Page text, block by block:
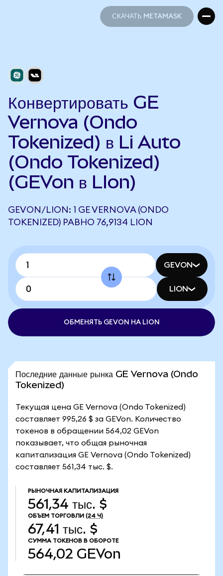
СКАЧАТЬ METAMASK
Конвертировать GE
Vernova (Ondo
Tokenized) в Li Auto
(Ondo Tokenized)
(GEVon в LIon)
GEVON/LION: 1 GE VERNOVA (ONDO
TOKENIZED) РАВНО 76,9134 LION
GEVON
LION
ОБМЕНЯТЬ GEVON НА LION
Последние данные рынка GE Vernova (Ondo
Tokenized)
Текущая цена GE Vernova (Ondo Tokenized)
составляет 995,26 $ за GEVon. Количество
токенов в обращении 564,02 GEVon
показывает, что общая рыночная
капитализация GE Vernova (Ondo Tokenized)
составляет 561,34 тыс. $.
РЫНОЧНАЯ КАПИТАЛИЗАЦИЯ
561,34 тыс. $
ОБЪЕМ ТОРГОВЛИ (24 Ч)
67,41 тыс. $
СУММА ТОКЕНОВ В ОБОРОТЕ
564,02 GEVon